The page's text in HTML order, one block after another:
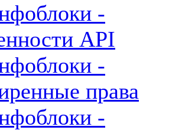
-
API
-
права
-